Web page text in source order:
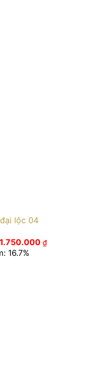
lộc 04
Giá
là:
1.750.000 ₫Giá
hiện
16.7%